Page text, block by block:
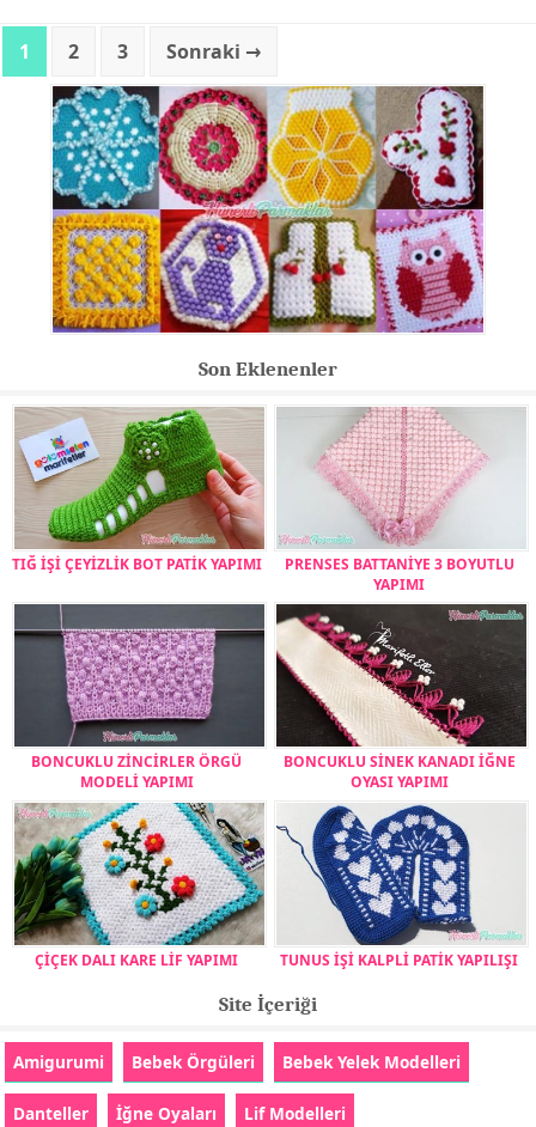
1 2 3 Sonraki →
Son Eklenenler
TIĞ İŞİ ÇEYİZLİK BOT PATİK YAPIMI
PRENSES BATTANİYE 3 BOYUTLU
YAPIMI
BONCUKLU ZİNCİRLER ÖRGÜ
MODELİ YAPIMI
BONCUKLU SİNEK KANADI İĞNE
OYASI YAPIMI
ÇİÇEK DALI KARE LİF YAPIMI TUNUS İŞİ KALPLİ PATİK YAPILIŞI
Site İçeriği
Amigurumi Bebek Örgüleri Bebek Yelek Modelleri
Danteller İğne Oyaları Lif Modelleri